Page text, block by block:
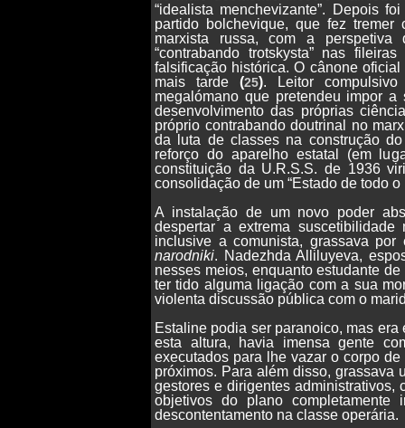
“idealista menchevizante”. Depois
partido bolchevique, que fez
marxista russa, com a
“contrabando trotskysta” nas
falsificação histórica. O cânone
mais tarde (25). Leitor
megalómano que pretendeu impor
desenvolvimento das próprias
próprio contrabando doutrinal no
da luta de classes na construção
reforço do aparelho estatal (em
constituição da U.R.S.S. de 1936
consolidação de um “Estado de todo o
A instalação de um novo poder
despertar a extrema
inclusive a comunista, grassava
narodniki. Nadezhda Alliluyeva,
nesses meios, enquanto estudante
ter tido alguma ligação com a sua
violenta discussão pública com o
Estaline podia ser paranoico, mas
esta altura, havia imensa gente
executados para lhe vazar o corpo
próximos. Para além disso, grassava
gestores e dirigentes administrativos,
objetivos do plano completamente
descontentamento na classe operária.